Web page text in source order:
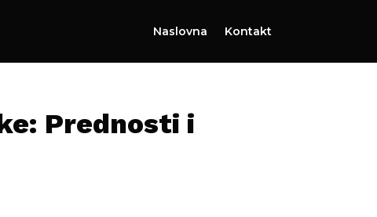
Naslovna Kontakt
Prednosti i